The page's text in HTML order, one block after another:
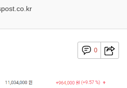
0